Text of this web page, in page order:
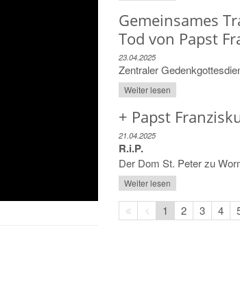
Gemeinsames
Tod von Papst
23.04.2025
Zentraler
Weiter lesen
+ Papst
21.04.2025
R.i.P.
Der Dom St. Peter zu
Weiter lesen
Erste
Seite
Vorherige
Seite
1 2 3 4